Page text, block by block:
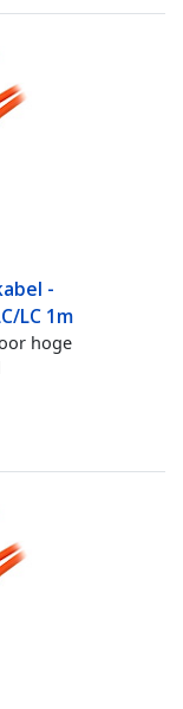
-
LC 1m
hoge